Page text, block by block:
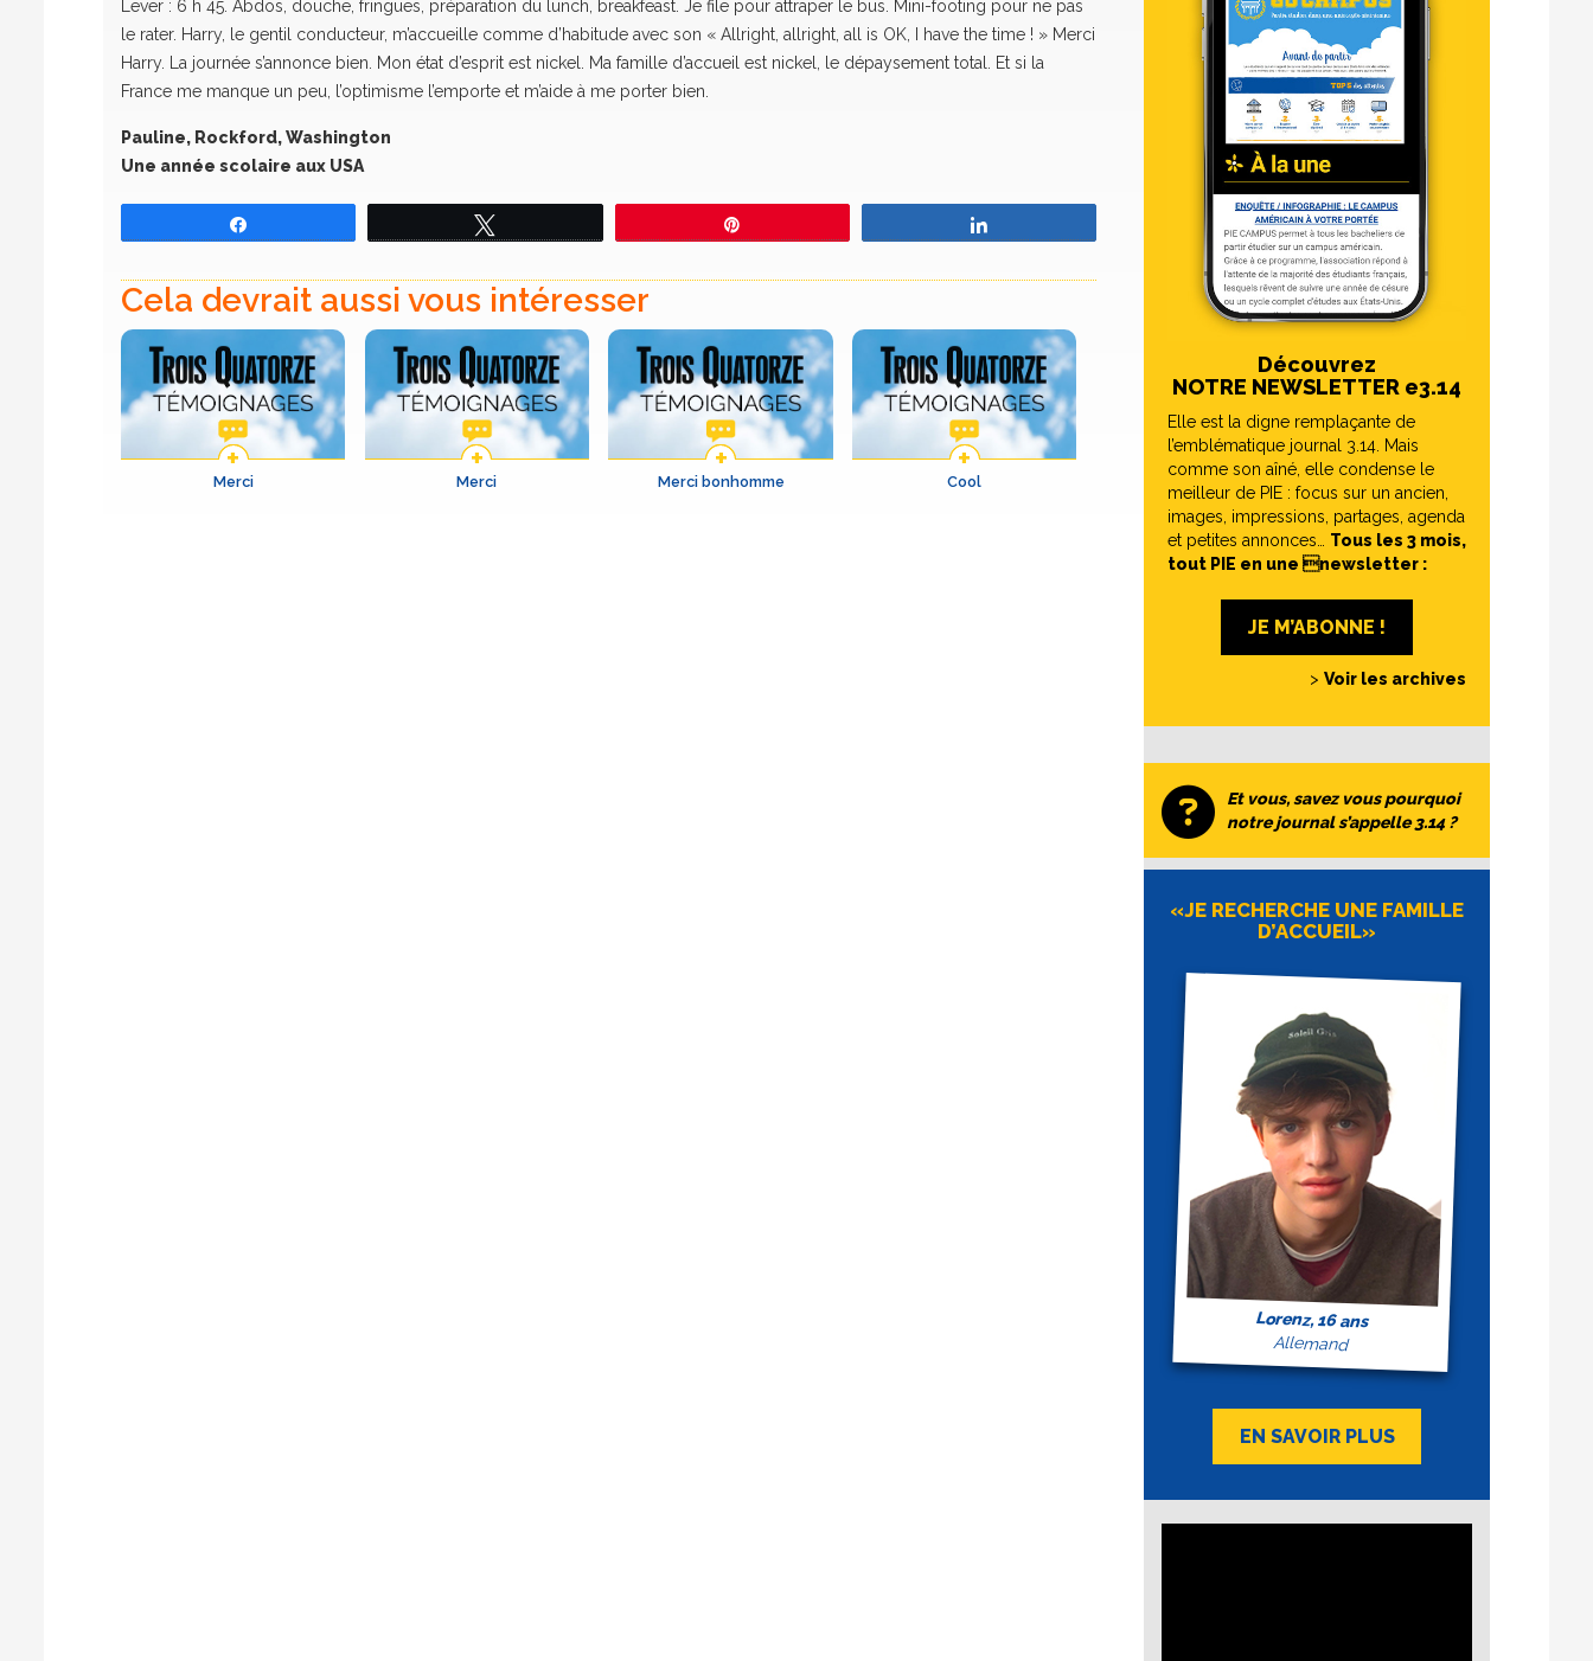
Lever : 6 h 45. Abdos, douche, fringues, préparation du lunch, breakfeast. Je file pour attraper le bus. Mini-footing pour ne pas
le rater. Harry, le gentil conducteur, m’accueille comme d’habitude avec son « Allright, allright, all is OK, I have the time ! » Merci
Harry. La journée s’annonce bien. Mon état d’esprit est nickel. Ma famille d’accueil est nickel, le dépaysement total. Et si la
France me manque un peu, l’optimisme l’emporte et m’aide à me porter bien.
Pauline, Rockford, Washington
Une année scolaire aux USA
Cela devrait aussi vous intéresser
Merci Merci Merci bonhomme Cool
Découvrez
NOTRE NEWSLETTER e3.14
Elle est la digne remplaçante de
l’emblématique journal 3.14. Mais
comme son aîné, elle condense le
meilleur de PIE : focus sur un ancien,
images, impressions, partages, agenda
et petites annonces… Tous les 3 mois,
tout PIE en une newsletter :
JE M’ABONNE !
> Voir les archives
Et vous, savez vous pourquoi
notre journal s’appelle 3.14 ?
«JE RECHERCHE UNE FAMILLE
D’ACCUEIL»
Lorenz, 16 ans
Allemand
EN SAVOIR PLUS